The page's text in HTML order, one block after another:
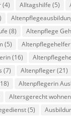
(4) Alltagshilfe (5)
(8) Altenpflege
(5) Altenpflegehelfer
(16)
(7) Altenpfleger(21)
Altenpflegerin
Altersgerecht wohnen
(5)